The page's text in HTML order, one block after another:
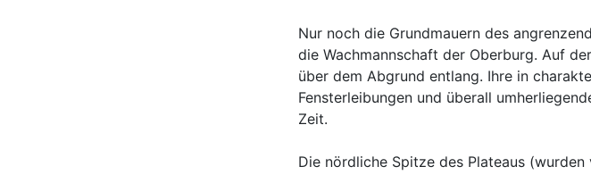
Nur noch die Grundmauern des
die Wachmannschaft der Oberburg. Auf
über dem Abgrund entlang. Ihre in
Fensterleibungen und überall
Zeit.
Die nördliche Spitze des Plateaus